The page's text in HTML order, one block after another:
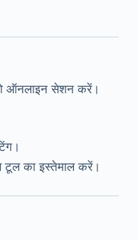
ऑनलाइन सेशन करें।
का इस्तेमाल करें।